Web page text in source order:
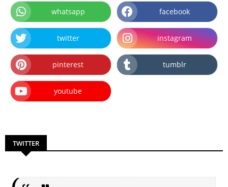
whatsapp facebook
twitter instagram
pinterest tumblr
youtube
TWITTER